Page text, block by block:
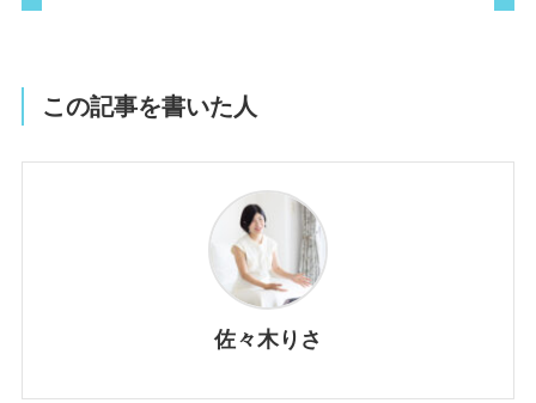
この記事を書いた人
佐々木りさ